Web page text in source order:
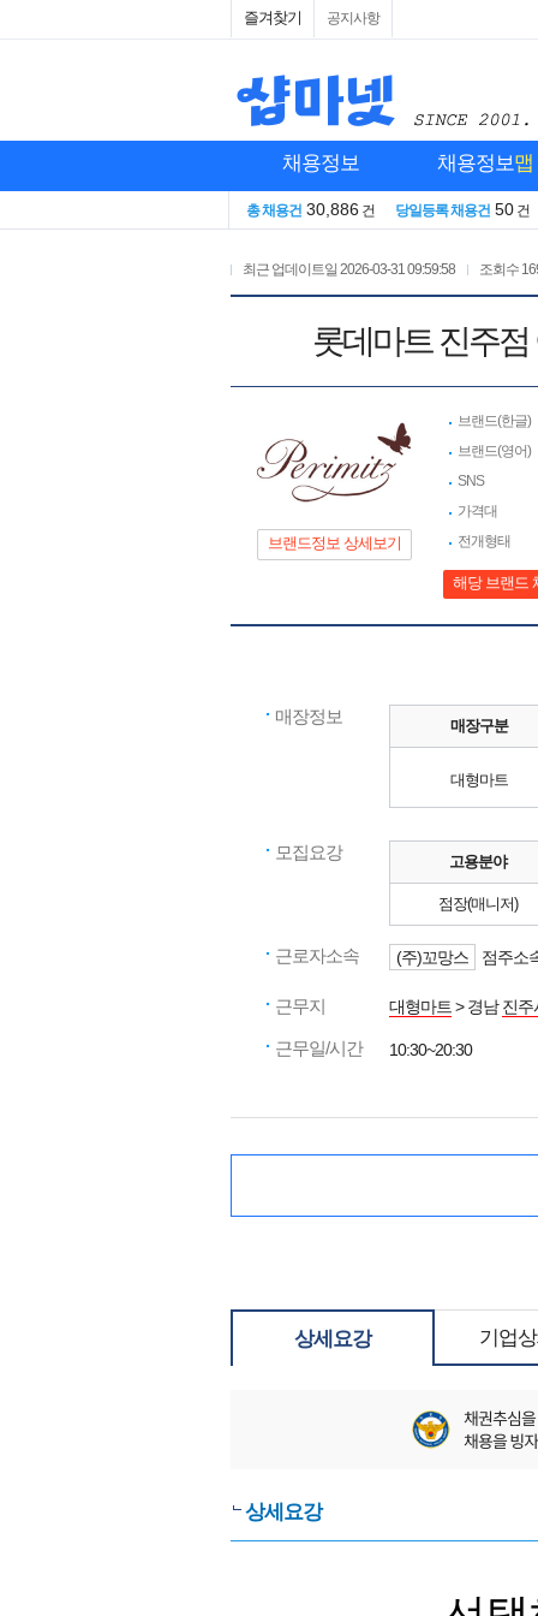
즐겨찾기 공지사항
채용정보 채용정보맵
총 채용건 30,886 건 당일등록 채용건 50 건
최근 업데이트일 2026-03-31 09:59:58 조회수
롯데마트 진주
브랜드정보 상세보기
브랜드(한글)
브랜드(영어)
SNS
가격대
전개형태
해당 브랜드
매장정보 매장구분
대형마트
모집요강 고용분야
점장(매니저)
근로자소속 (주)꼬망스 점주소
근무지 대형마트 > 경남진주
근무일/시간 10:30~20:30
상세요강 기업
상세요강